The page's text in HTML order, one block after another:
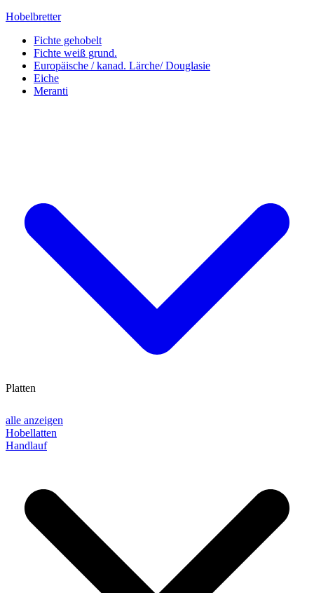
Hobelbretter
Fichte gehobelt
Fichte weiß grund.
Europäische / kanad. Lärche/ Douglasie
Eiche
Meranti
alle anzeigen
Hobellatten
Handlauf
Platten